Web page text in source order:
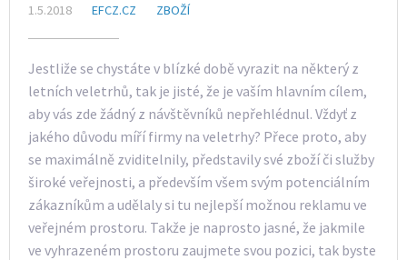
1.5.2018 EFCZ.CZ ZBOŽÍ
Jestliže se chystáte v blízké době vyrazit na některý z
letních veletrhů, tak je jisté, že je vaším hlavním cílem,
aby vás zde žádný z návštěvníků nepřehlédnul. Vždyť z
jakého důvodu míří firmy na veletrhy? Přece proto, aby
se maximálně zviditelnily, představily své zboží či služby
široké veřejnosti, a především všem svým potenciálním
zákazníkům a udělaly si tu nejlepší možnou reklamu ve
veřejném prostoru. Takže je naprosto jasné, že jakmile
ve vyhrazeném prostoru zaujmete svou pozici, tak byste